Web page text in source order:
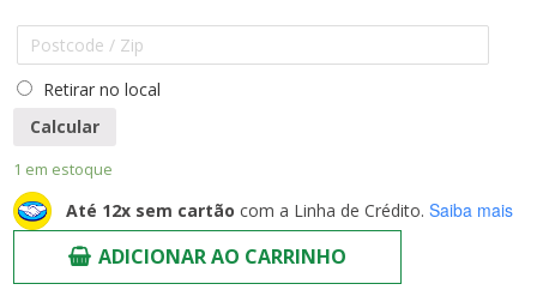
Retirar no local
Calcular
1 em estoque
Até 12x sem cartão com a Linha de Crédito. Saiba mais
ADICIONAR AO CARRINHO